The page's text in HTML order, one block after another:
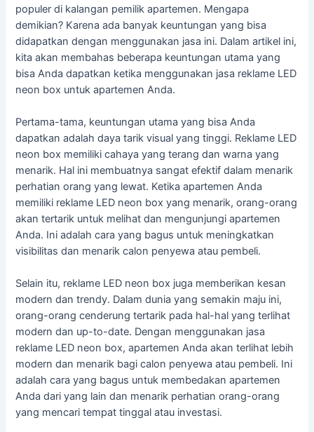
populer di kalangan pemilik apartemen. Mengapa
demikian? Karena ada banyak keuntungan yang bisa
didapatkan dengan menggunakan jasa ini. Dalam artikel ini,
kita akan membahas beberapa keuntungan utama yang
bisa Anda dapatkan ketika menggunakan jasa reklame LED
neon box untuk apartemen Anda.
Pertama-tama, keuntungan utama yang bisa Anda
dapatkan adalah daya tarik visual yang tinggi. Reklame LED
neon box memiliki cahaya yang terang dan warna yang
menarik. Hal ini membuatnya sangat efektif dalam menarik
perhatian orang yang lewat. Ketika apartemen Anda
memiliki reklame LED neon box yang menarik, orang-orang
akan tertarik untuk melihat dan mengunjungi apartemen
Anda. Ini adalah cara yang bagus untuk meningkatkan
visibilitas dan menarik calon penyewa atau pembeli.
Selain itu, reklame LED neon box juga memberikan kesan
modern dan trendy. Dalam dunia yang semakin maju ini,
orang-orang cenderung tertarik pada hal-hal yang terlihat
modern dan up-to-date. Dengan menggunakan jasa
reklame LED neon box, apartemen Anda akan terlihat lebih
modern dan menarik bagi calon penyewa atau pembeli. Ini
adalah cara yang bagus untuk membedakan apartemen
Anda dari yang lain dan menarik perhatian orang-orang
yang mencari tempat tinggal atau investasi.